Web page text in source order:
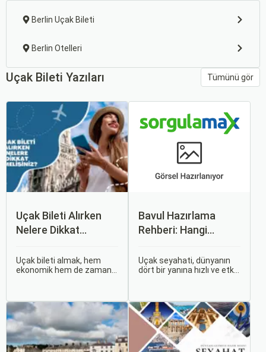
Berlin Uçak Bileti
Berlin Otelleri
Uçak Bileti Yazıları Tümünü gör
Uçak Bileti Alırken
Nelere Dikkat
Uçak bileti almak, hem
ekonomik hem de zaman
unsuru barındırır. Bu
makalede, uçak bileti
alırken dikkat etmeniz
gereken önemli noktaları
ele alacak ve Sorgulamax.
Bavul Hazırlama
Rehberi: Hangi
Alınmalı?
Uçak seyahati, dünyanın
dört bir yanına hızlı ve etkili
için bavul hazırlamak,
doğru yapılmazsa stresli
bir deneyim olabilir.